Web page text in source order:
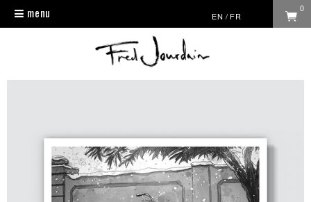
Toggle
navigation
menu EN / FR
0